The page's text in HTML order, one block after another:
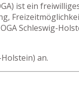
ist ein
Schleswig-
an.